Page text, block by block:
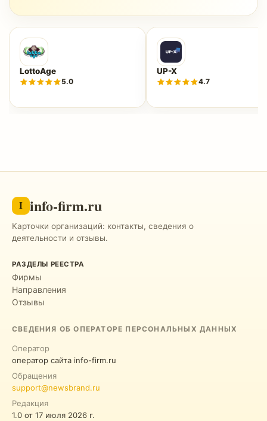
LottoAge
5.0
UP-X
4.7
I info-firm.ru
Карточки организаций: контакты, сведения о
деятельности и отзывы.
РАЗДЕЛЫ РЕЕСТРА
Фирмы
Направления
Отзывы
СВЕДЕНИЯ ОБ ОПЕРАТОРЕ ПЕРСОНАЛЬНЫХ ДАННЫХ
Оператор
оператор сайта info-firm.ru
Обращения
support@newsbrand.ru
Редакция
1.0 от 17 июля 2026 г.